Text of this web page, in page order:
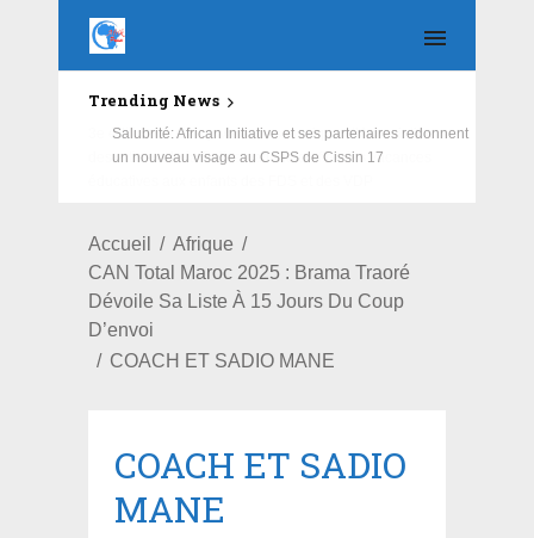
Trending News
3e édition du Camp vacances musique : l’Association
des artistes de la Police nationale offre des vacances
Accueil
Afrique
CAN Total Maroc 2025 : Brama Traoré
Dévoile Sa Liste À 15 Jours Du Coup
D’envoi
COACH ET SADIO MANE
COACH ET SADIO
MANE